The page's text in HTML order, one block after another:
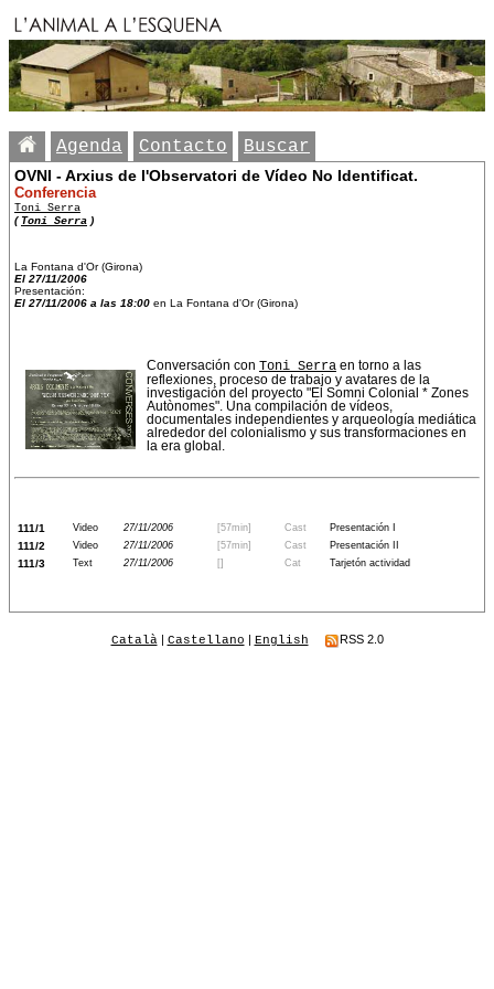
Agenda Contacto Buscar
OVNI - Arxius de l'Observatori de Vídeo No Identificat.
Conferencia
Toni Serra
( Toni Serra )
La Fontana d'Or (Girona)
El 27/11/2006
Presentación:
El 27/11/2006 a las 18:00 en La Fontana d'Or (Girona)
Conversación con Toni Serra en torno a las
reflexiones, proceso de trabajo y avatares de la
investigación del proyecto "El Somni Colonial * Zones
Autònomes". Una compilación de vídeos,
documentales independientes y arqueología mediática
alrededor del colonialismo y sus transformaciones en
la era global.
111/1 Video 27/11/2006 [57min] Cast Presentación I
111/2 Video 27/11/2006 [57min] Cast Presentación II
111/3 Text 27/11/2006 [] Cat Tarjetón actividad
Català | Castellano | English RSS 2.0